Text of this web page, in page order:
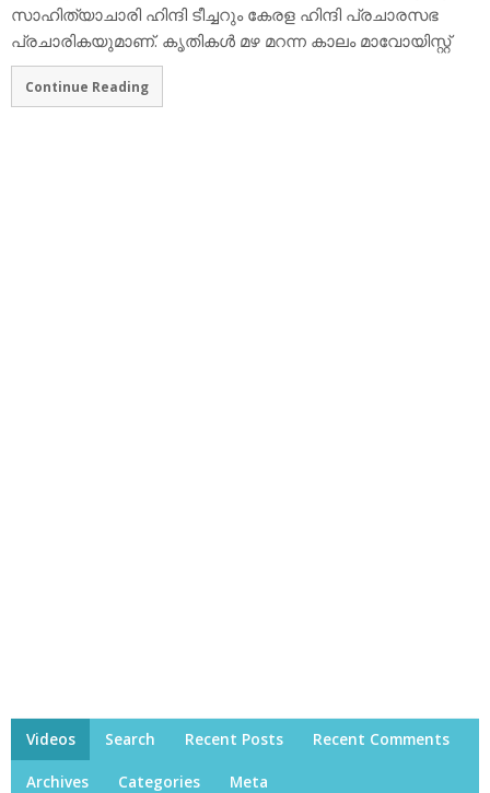
സാഹിത്യാചാരി ഹിന്ദി ടീച്ചറും കേരള ഹിന്ദി പ്രചാരസഭ
പ്രചാരികയുമാണ്. കൃതികള്‍ മഴ മറന്ന കാലം മാവോയിസ്റ്റ്
Continue Reading
Videos Search Recent Posts Recent Comments
Archives Categories Meta